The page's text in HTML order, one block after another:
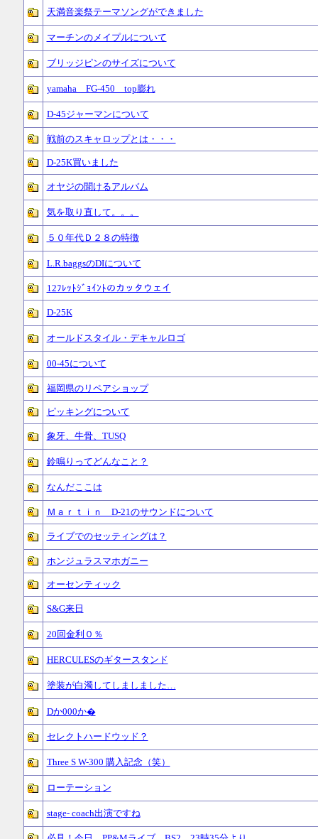
天満音楽祭テーマソングができました
マーチンのメイプルについて
ブリッジピンのサイズについて
yamaha FG-450 top膨れ
D-45ジャーマンについて
戦前のスキャロップとは・・・
D-25K買いました
オヤジの聞けるアルバム
気を取り直して。。。
５０年代Ｄ２８の特徴
L.R.baggsのDIについて
12ﾌﾚｯﾄｼﾞｮｲﾝﾄのカッタウェイ
D-25K
オールドスタイル・デキャルロゴ
00-45について
福岡県のリペアショップ
ピッキングについて
象牙、牛骨、TUSQ
鈴鳴りってどんなこと？
なんだここは
Ｍａｒｔｉｎ D-21のサウンドについて
ライブでのセッティングは？
ホンジュラスマホガニー
オーセンティック
S&G来日
20回金利０％
HERCULESのギタースタンド
塗装が白濁してしましました…
Dか000か�
セレクトハードウッド？
Three S W-300 購入記念（笑）
ローテーション
stage- coach出演ですね